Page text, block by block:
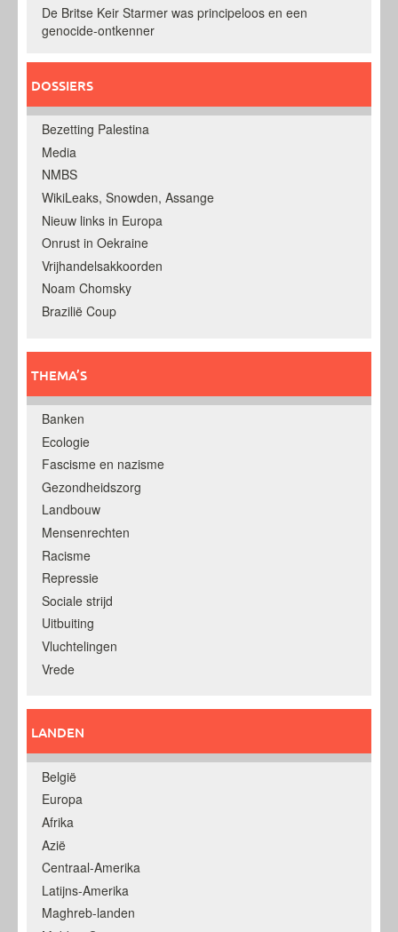
De Britse Keir Starmer was principeloos en een
genocide-ontkenner
DOSSIERS
Bezetting Palestina
Media
NMBS
WikiLeaks, Snowden, Assange
Nieuw links in Europa
Onrust in Oekraine
Vrijhandelsakkoorden
Noam Chomsky
Brazilië Coup
THEMA’S
Banken
Ecologie
Fascisme en nazisme
Gezondheidszorg
Landbouw
Mensenrechten
Racisme
Repressie
Sociale strijd
Uitbuiting
Vluchtelingen
Vrede
LANDEN
België
Europa
Afrika
Azië
Centraal-Amerika
Latijns-Amerika
Maghreb-landen